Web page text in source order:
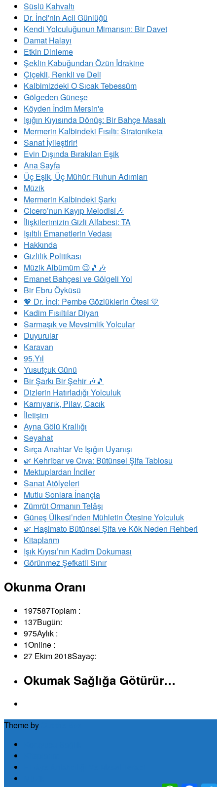
Süslü Kahvaltı
Dr. İnci'nin Acil Günlüğü
Kendi Yolculuğunun Mimarısın: Bir Davet
Damat Halayı
Etkin Dinleme
Şeklin Kabuğundan Özün İdrakine
Çiçekli, Renkli ve Deli
Kalbimizdeki O Sıcak Tebessüm
Gölgeden Güneşe
Köyden İndim Mersin'e
Işığın Kıyısında Dönüş: Bir Bahçe Masalı
Mermerin Kalbindeki Fısıltı: Stratonikeia
Sanat İyileştirir!
Evin Dışında Bırakılan Eşik
Ana Sayfa
Üç Eşik, Üç Mühür: Ruhun Adımları
Müzik
Mermerin Kalbindeki Şarkı
Cicero’nun Kayıp Melodisi🎶
İlişkilerimizin Gizli Alfabesi: TA
​Işıltılı Emanetlerin Vedası
Hakkında
Gizlilik Politikası
Müzik Albümüm 😉🎵🎶
Emanet Bahçesi ve Gölgeli Yol
Bir Ebru Öyküsü
💖 Dr. İnci: Pembe Gözlüklerin Ötesi 💙
Kadim Fısıltılar Diyarı
Sarmaşık ve Mevsimlik Yolcular
Duyurular
Karavan
95.Yıl
Yusufçuk Günü
Bir Şarkı Bir Şehir 🎶🎵
Dizlerin Hatırladığı Yolculuk
Karnıyarık, Pilav, Cacık
İletişim
Ayna Gölü Krallığı
Seyahat
Sırça Anahtar Ve Işığın Uyanışı
​🌿 Kehribar ve Cıva: Bütünsel Şifa Tablosu
Mektuplardan İnciler
Sanat Atölyeleri
Mutlu Sonlara İnançla
Zümrüt Ormanın Telâşı
Güneş Ülkesi’nden Mühletin Ötesine Yolculuk
🌿 Haşimato Bütünsel Şifa ve Kök Neden Rehberi
Kitaplarım
Işık Kıyısı’nın Kadim Dokuması
Görünmez Şefkatli Sınır
Okunma Oranı
197587Toplam :
137Bugün:
975Aylık :
1Online :
27 Ekim 2018Sayaç:
Okumak Sağlığa Götürür…
Theme by